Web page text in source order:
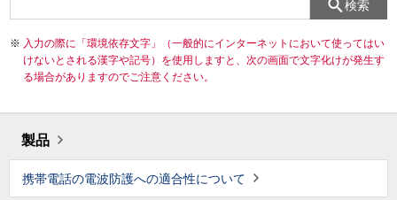
検索
入力の際に「環境依存文字」（一般的にインターネットにおいて使ってはい
けないとされる漢字や記号）を使用しますと、次の画面で文字化けが発生す
る場合がありますのでご注意ください。
製品
携帯電話の電波防護への適合性について